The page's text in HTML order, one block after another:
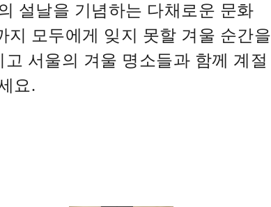
설날을 기념하는 다채로운 문화
지 모두에게 잊지 못할 겨울 순간을
서울의 겨울 명소들과 함께 계절
요.